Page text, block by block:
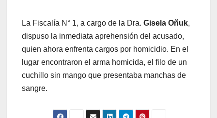
La Fiscalía N° 1, a cargo de la Dra. Gisela Oñuk,
dispuso la inmediata aprehensión del acusado,
quien ahora enfrenta cargos por homicidio. En el
lugar encontraron el arma homicida, el filo de un
cuchillo sin mango que presentaba manchas de
sangre.